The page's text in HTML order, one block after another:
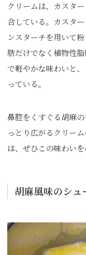
クリームは、カスタ
合している。カスタ
ンスターチを用いて
肪だけでなく植物性
で軽やかな味わいと
っている。
鼻腔をくすぐる胡麻
っとり広がるクリー
は、ぜひこの味わい
胡麻風味のシ